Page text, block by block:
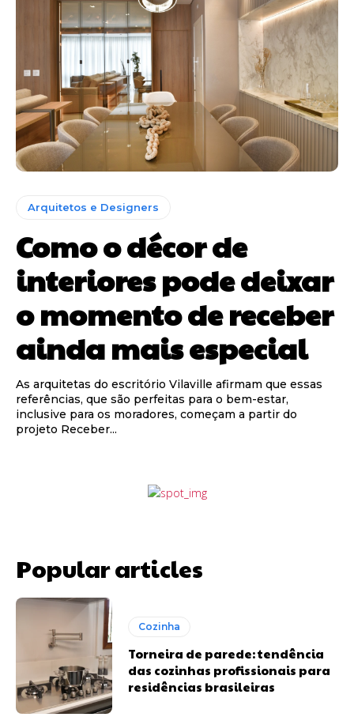
Arquitetos e Designers
Como o décor de
interiores pode deixar
o momento de receber
ainda mais especial
As arquitetas do escritório Vilaville afirmam que essas
referências, que são perfeitas para o bem-estar,
inclusive para os moradores, começam a partir do
projeto Receber...
Popular articles
Cozinha
Torneira de parede: tendência
das cozinhas profissionais para
residências brasileiras